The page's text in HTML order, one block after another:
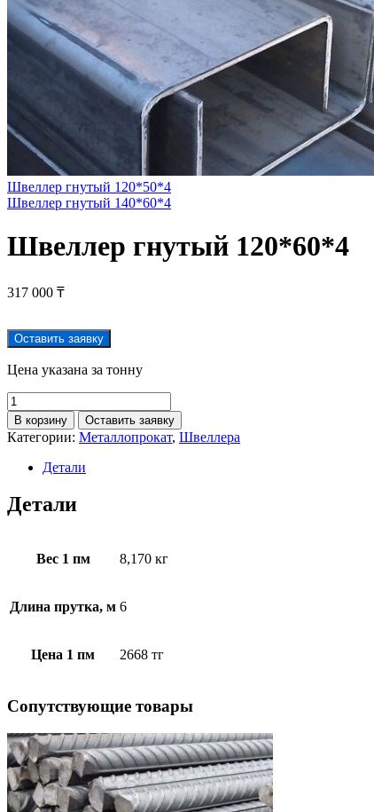
Швеллер гнутый 120*50*4
Швеллер гнутый 140*60*4
Швеллер гнутый 120*60*4
317 000 ₸
Оставить заявку
Цена указана за тонну
В корзину Оставить заявку
Категории: Металлопрокат, Швеллера
Детали
Детали
Вес 1 пм 8,170 кг
Длина прутка, м 6
Цена 1 пм 2668 тг
Cопутствующие товары